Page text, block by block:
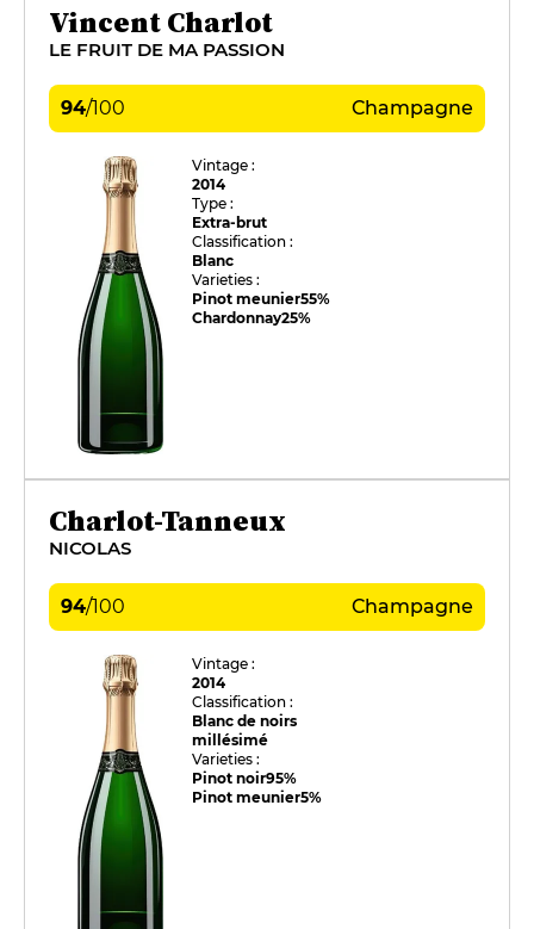
Vincent Charlot
LE FRUIT DE MA PASSION
94/100 Champagne
Vintage :
2014
Type :
Extra-brut
Classification :
Blanc
Varieties :
Pinot meunier55%
Chardonnay25%
Charlot-Tanneux
NICOLAS
94/100 Champagne
Vintage :
2014
Classification :
Blanc de noirs
millésimé
Varieties :
Pinot noir95%
Pinot meunier5%